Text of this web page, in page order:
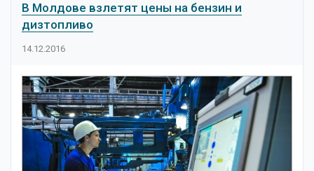
В Молдове взлетят цены на бензин и
дизтопливо
14.12.2016